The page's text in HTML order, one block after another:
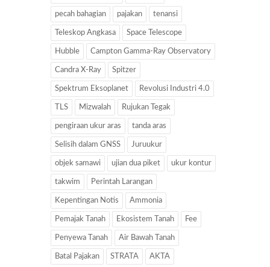
pecah bahagian pajakan tenansi
Teleskop Angkasa Space Telescope
Hubble Campton Gamma-Ray Observatory
Candra X-Ray Spitzer
Spektrum Eksoplanet Revolusi Industri 4.0
TLS Mizwalah Rujukan Tegak
pengiraan ukur aras tanda aras
Selisih dalam GNSS Juruukur
objek samawi ujian dua piket ukur kontur
takwim Perintah Larangan
Kepentingan Notis Ammonia
Pemajak Tanah Ekosistem Tanah Fee
Penyewa Tanah Air Bawah Tanah
Batal Pajakan STRATA AKTA